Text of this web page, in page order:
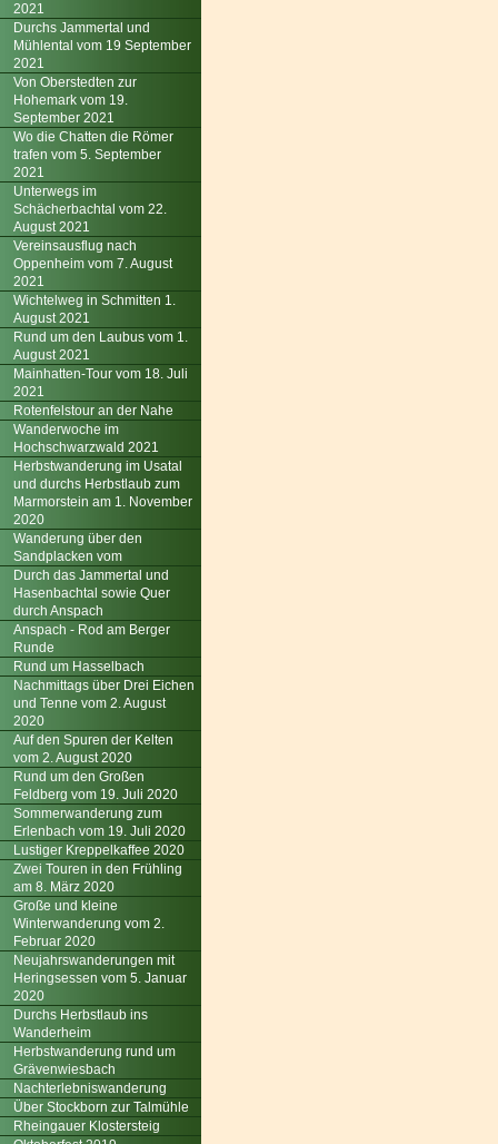
2021
Durchs Jammertal und
Mühlental vom 19 September
2021
Von Oberstedten zur
Hohemark vom 19.
September 2021
Wo die Chatten die Römer
trafen vom 5. September
2021
Unterwegs im
Schächerbachtal vom 22.
August 2021
Vereinsausflug nach
Oppenheim vom 7. August
2021
Wichtelweg in Schmitten 1.
August 2021
Rund um den Laubus vom 1.
August 2021
Mainhatten-Tour vom 18. Juli
2021
Rotenfelstour an der Nahe
Wanderwoche im
Hochschwarzwald 2021
Herbstwanderung im Usatal
und durchs Herbstlaub zum
Marmorstein am 1. November
2020
Wanderung über den
Sandplacken vom
Durch das Jammertal und
Hasenbachtal sowie Quer
durch Anspach
Anspach - Rod am Berger
Runde
Rund um Hasselbach
Nachmittags über Drei Eichen
und Tenne vom 2. August
2020
Auf den Spuren der Kelten
vom 2. August 2020
Rund um den Großen
Feldberg vom 19. Juli 2020
Sommerwanderung zum
Erlenbach vom 19. Juli 2020
Lustiger Kreppelkaffee 2020
Zwei Touren in den Frühling
am 8. März 2020
Große und kleine
Winterwanderung vom 2.
Februar 2020
Neujahrswanderungen mit
Heringsessen vom 5. Januar
2020
Durchs Herbstlaub ins
Wanderheim
Herbstwanderung rund um
Grävenwiesbach
Nachterlebniswanderung
Über Stockborn zur Talmühle
Rheingauer Klostersteig